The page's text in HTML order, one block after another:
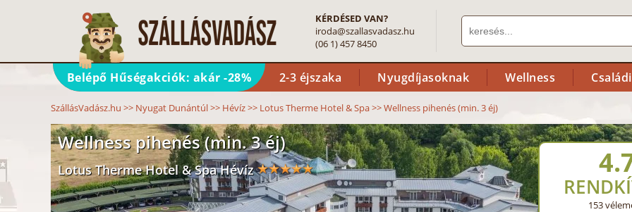
KÉRDÉSED VAN?
iroda@szallasvadasz.hu
(06 1) 457 8450
Belépő Hűségakciók: akár -28% 2-3 éjszaka Nyugdíjasoknak Wellness
SzállásVadász.hu >> Nyugat Dunántúl>> Hévíz>> Lotus Therme Hotel & Spa>>Wellness pihenés (min. 3 éj)
Wellness pihenés (min. 3 éj)
Lotus Therme Hotel & Spa Hévíz
153